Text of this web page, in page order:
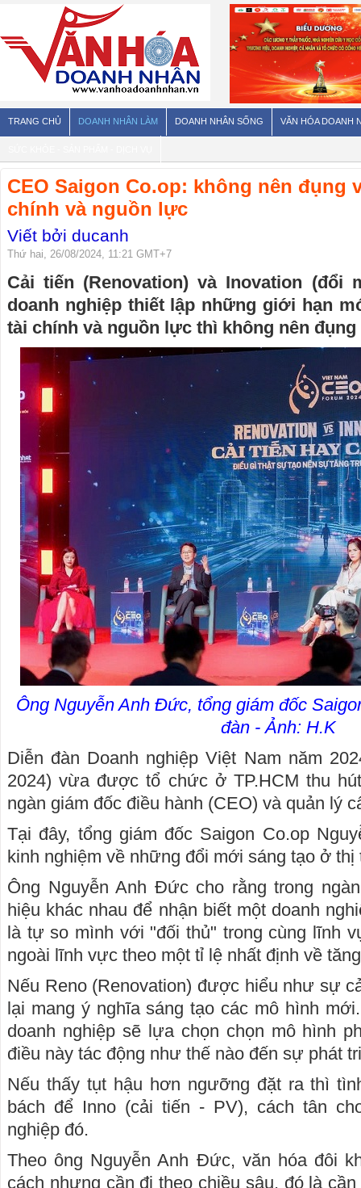
TRANG CHỦ DOANH NHÂN LÀM DOANH NHÂN SỐNG VĂN HÓA DOANH
CEO Saigon Co.op: không nên đụng
chính và nguồn lực
Viết bởi ducanh
Thứ hai, 26/08/2024, 11:21 GMT+7
Cải tiến (Renovation) và Inovation (đổi
doanh nghiệp thiết lập những giới hạn
tài chính và nguồn lực thì không nên đụng
Ông Nguyễn Anh Đức, tổng giám đốc
đàn - Ảnh: H.K
Diễn đàn Doanh nghiệp Việt Nam năm
2024) vừa được tổ chức ở TP.HCM thu
ngàn giám đốc điều hành (CEO) và quản lý
Tại đây, tổng giám đốc Saigon Co.op
kinh nghiệm về những đổi mới sáng tạo ở
Ông Nguyễn Anh Đức cho rằng trong
hiệu khác nhau để nhận biết một doanh
là tự so mình với "đối thủ" trong cùng lĩnh
ngoài lĩnh vực theo một tỉ lệ nhất định về
Nếu Reno (Renovation) được hiểu như sự
lại mang ý nghĩa sáng tạo các mô hình
doanh nghiệp sẽ lựa chọn chọn mô hình
điều này tác động như thế nào đến sự phát
Nếu thấy tụt hậu hơn ngưỡng đặt ra thì
bách để Inno (cải tiến - PV), cách tân
nghiệp đó.
Theo ông Nguyễn Anh Đức, văn hóa đôi
cách nhưng cần đi theo chiều sâu, đó là